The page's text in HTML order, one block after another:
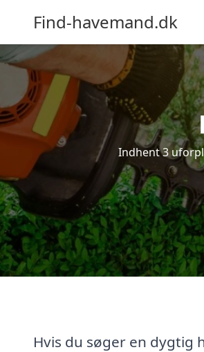
Find-havemand.dk
Indhent 3
Hvis du søger en dygtig